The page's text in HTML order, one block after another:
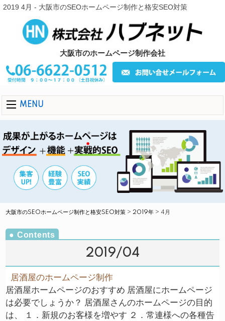
2019 4月 - 大阪市のSEOホームページ制作と格安SEO対策
大阪市のホームページ制作会社
MENU
大阪市のSEOホームページ制作と格安SEO対策 >2019年 >4月
2019/04
居酒屋のホームページ制作
居酒屋ホームページのおすすめ 居酒屋にホームページ
は必要でしょうか？ 居酒屋さんのホームページの目的
は、 １．新規のお客様を増やす ２．常連様への各種告